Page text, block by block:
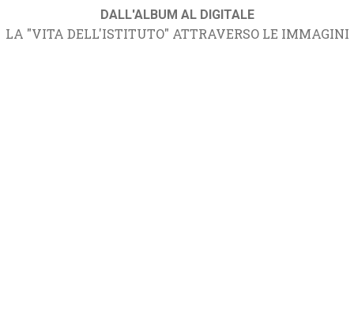
DALL'ALBUM AL DIGITALE
LA "VITA DELL'ISTITUTO" ATTRAVERSO LE IMMAGINI